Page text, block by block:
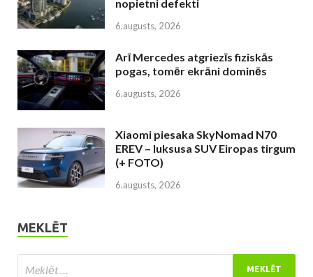
nopietni defekti
6.augusts, 2026
Arī Mercedes atgriezīs fiziskās
pogas, tomēr ekrāni dominēs
6.augusts, 2026
Xiaomi piesaka SkyNomad N70
EREV – luksusa SUV Eiropas tirgum
(+ FOTO)
6.augusts, 2026
MEKLĒT